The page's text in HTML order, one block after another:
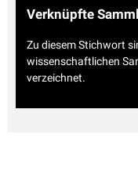
Verknüpfte
Zu diesem Stichwort
wissenschaftlichen
verzeichnet.